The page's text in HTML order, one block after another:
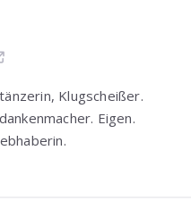
Klugscheißer.
Eigen.